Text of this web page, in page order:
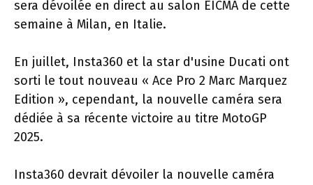
sera dévoilée en direct au salon EICMA de cette
semaine à Milan, en Italie.
En juillet, Insta360 et la star d'usine Ducati ont
sorti le tout nouveau « Ace Pro 2 Marc Marquez
Edition », cependant, la nouvelle caméra sera
dédiée à sa récente victoire au titre MotoGP
2025.
Insta360 devrait dévoiler la nouvelle caméra